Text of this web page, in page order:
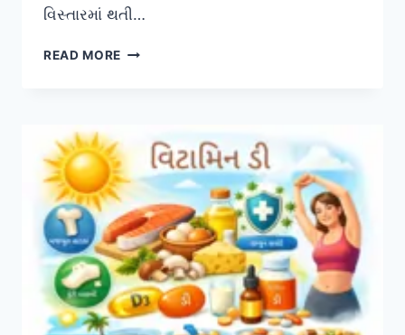
વિસ્તારમાં થતી…
READ MORE ખભાના
સ્નાયુઓના
દુખાવામાં
રાહત
માટેની
કસરતો:
સંપૂર્ણ
માર્ગદર્શિકા